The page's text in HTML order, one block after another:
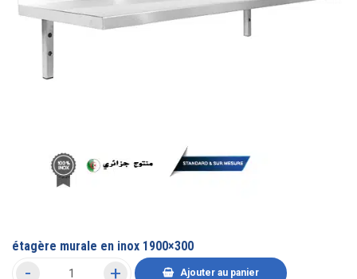
étagère murale en inox 1900×300
Ajouter au panier